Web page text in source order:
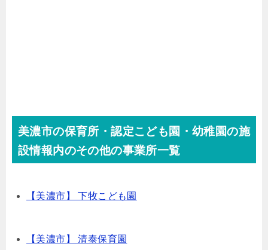
美濃市の保育所・認定こども園・幼稚園の施
設情報内のその他の事業所一覧
【美濃市】 下牧こども園
【美濃市】 清泰保育園